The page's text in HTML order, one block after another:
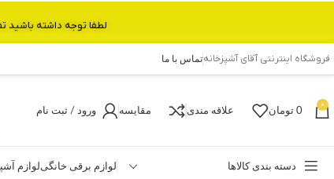
فروشگاه اینترنتی آقای آشپزخانهتماس با ما
0
0 تومان علاقه مندی مقایسه ورود / ثبت نام
دسته بندی کالاها لوازم برقی خانگیلوازم
لطفا توجه داشته باشید تمامی محصولات بین 3 الی 6 روز کاری تحویل پست